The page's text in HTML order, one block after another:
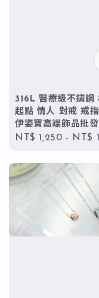
316L 醫療級不鏽鋼
起點 情人 對戒 戒指
伊姿寶高端飾品批發
Regular
NT$ 1,250 - NT$